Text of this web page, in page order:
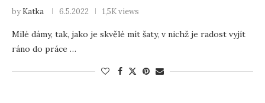
by Katka 6.5.2022 1,5K views
Milé dámy, tak, jako je skvělé mít šaty, v nichž je radost vyjít
ráno do práce …